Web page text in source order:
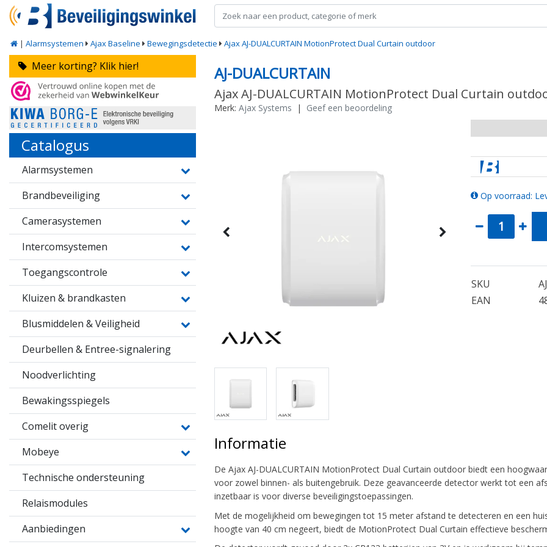
| Alarmsystemen Ajax Baseline Bewegingsdetectie Ajax AJ-DUALCURTAIN MotionProtect Dual Curtain outdoor
Meer korting? Klik hier!
Catalogus
Alarmsystemen
Brandbeveiliging
Camerasystemen
Intercomsystemen
Toegangscontrole
Kluizen & brandkasten
Blusmiddelen & Veiligheid
Deurbellen & Entree-signalering
Noodverlichting
Bewakingsspiegels
Comelit overig
Mobeye
Technische ondersteuning
Relaismodules
Aanbiedingen
AJ-DUALCURTAIN
Ajax AJ-DUALCURTAIN MotionProtect Dual Curtain
Merk: Ajax Systems | Geef een beoordeling
Op voorraad:
SKU
EAN
Informatie
De Ajax AJ-DUALCURTAIN MotionProtect Dual Curtain outdoor biedt een
voor zowel binnen- als buitengebruik. Deze geavanceerde detector werkt tot een
inzetbaar is voor diverse beveiligingstoepassingen.
Met de mogelijkheid om bewegingen tot 15 meter afstand te detecteren en een
hoogte van 40 cm negeert, biedt de MotionProtect Dual Curtain effectieve